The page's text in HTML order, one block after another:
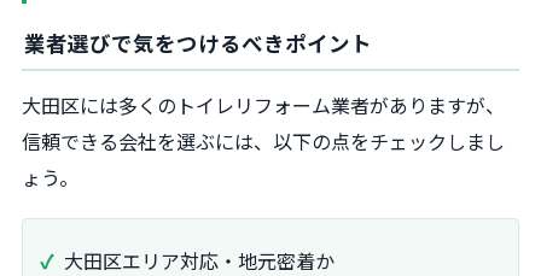
業者選びで気をつけるべきポイント
大田区には多くのトイレリフォーム業者がありますが、
信頼できる会社を選ぶには、以下の点をチェックしまし
ょう。
大田区エリア対応・地元密着か